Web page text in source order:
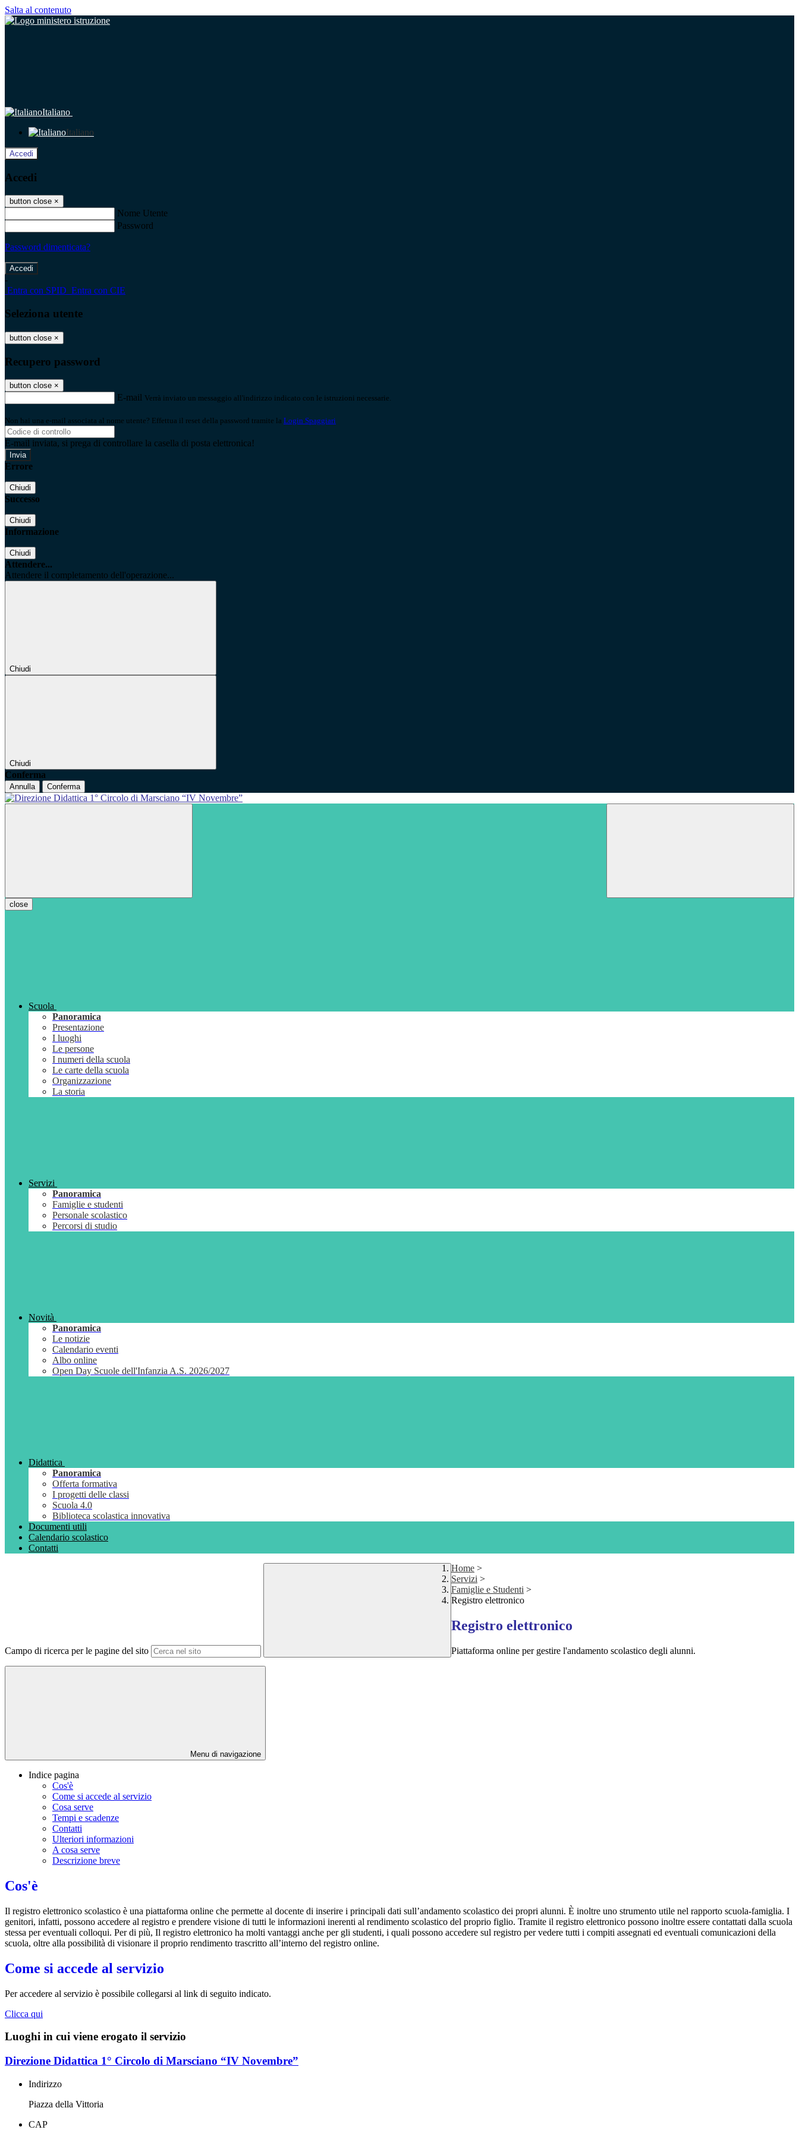
Salta al contenuto
Italiano
Italiano
Accedi
Accedi
button close ×
Nome Utente
Password
Password dimenticata?
-
Entra con SPID Entra con CIE
Seleziona utente
button close ×
Recupero password
button close ×
E-mail Verrà inviato un messaggio all'indirizzo indicato con le istruzioni necessarie.
Non hai una e-mail associata al nome utente? Effettua il reset della password tramite la Login Spaggiari
E-mail inviata, si prega di controllare la casella di posta elettronica!
Errore
Chiudi
Successo
Chiudi
Informazione
Chiudi
Attendere...
Attendere il completamento dell'operazione...
Chiudi
Chiudi
Conferma
Annulla Conferma
close
Scuola
Panoramica
Presentazione
I luoghi
Le persone
I numeri della scuola
Le carte della scuola
Organizzazione
La storia
Servizi
Panoramica
Famiglie e studenti
Personale scolastico
Percorsi di studio
Novità
Panoramica
Le notizie
Calendario eventi
Albo online
Open Day Scuole dell'Infanzia A.S. 2026/2027
Didattica
Panoramica
Offerta formativa
I progetti delle classi
Scuola 4.0
Biblioteca scolastica innovativa
Documenti utili
Calendario scolastico
Contatti
Campo di ricerca per le pagine del sito
Home >
Servizi >
Famiglie e Studenti >
Registro elettronico
Registro elettronico
Piattaforma online per gestire l'andamento scolastico degli alunni.
Menu di navigazione
Indice pagina
Cos'è
Come si accede al servizio
Cosa serve
Tempi e scadenze
Contatti
Ulteriori informazioni
A cosa serve
Descrizione breve
Cos'è
Il registro elettronico scolastico è una piattaforma online che permette al docente di inserire i principali dati sull’andamento scolastico dei propri alunni. È inoltre uno strumento utile nel rapporto scuola-famiglia. I
genitori, infatti, possono accedere al registro e prendere visione di tutti le informazioni inerenti al rendimento scolastico del proprio figlio. Tramite il registro elettronico possono inoltre essere contattati dalla scuola
stessa per eventuali colloqui. Per di più, Il registro elettronico ha molti vantaggi anche per gli studenti, i quali possono accedere sul registro per vedere tutti i compiti assegnati ed eventuali comunicazioni della
scuola, oltre alla possibilità di visionare il proprio rendimento trascritto all’interno del registro online.
Come si accede al servizio
Per accedere al servizio è possibile collegarsi al link di seguito indicato.
Clicca qui
Luoghi in cui viene erogato il servizio
Direzione Didattica 1° Circolo di Marsciano “IV Novembre”
Indirizzo
Piazza della Vittoria
CAP